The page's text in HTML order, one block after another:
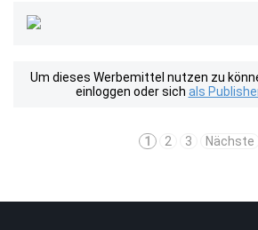
Um dieses Werbemittel nutzen zu
einloggen oder sich als
1 2 3 Nächste